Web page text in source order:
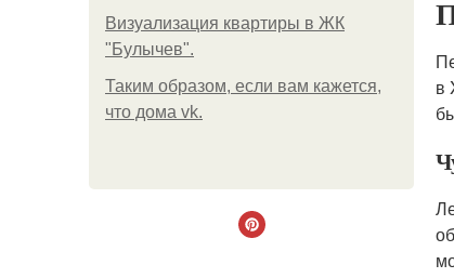
Визуализация квартиры в ЖК
"Булычев".
Таким образом, если вам кажется,
что дома vk.
в